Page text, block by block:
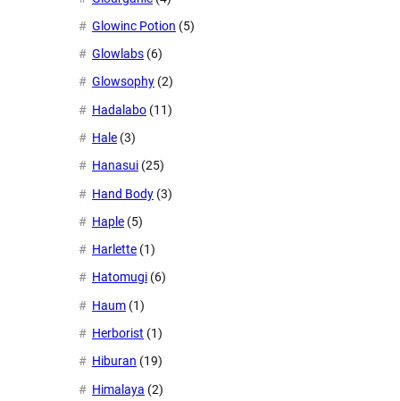
Glowinc Potion (5)
Glowlabs (6)
Glowsophy (2)
Hadalabo (11)
Hale (3)
Hanasui (25)
Hand Body (3)
Haple (5)
Harlette (1)
Hatomugi (6)
Haum (1)
Herborist (1)
Hiburan (19)
Himalaya (2)